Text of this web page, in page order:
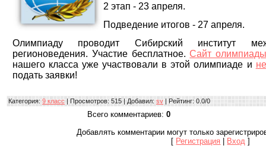
2 этап - 23 апреля.
Подведение итогов - 27 апреля.
Олимпиаду проводит Сибирский институт
регионоведения. Участие бесплатное.Сайт
нашего класса уже участвовали в этой олимпиаде и
подать заявки!
Категория: 9 класс | Просмотров: 515 | Добавил: sv | Рейтинг: 0.0/0
Всего комментариев: 0
Добавлять комментарии могут только
[ Регистрация Вход ]